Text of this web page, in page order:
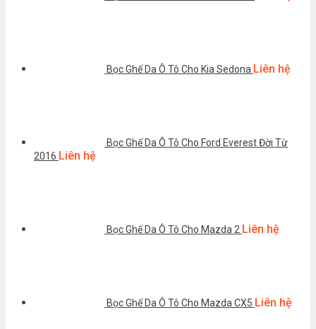
Bọc Ghế Da Ô Tô Cho Kia Sedona Liên hệ
Bọc Ghế Da Ô Tô Cho Ford Everest Đời Từ
2016 Liên hệ
Bọc Ghế Da Ô Tô Cho Mazda 2 Liên hệ
Bọc Ghế Da Ô Tô Cho Mazda CX5 Liên hệ